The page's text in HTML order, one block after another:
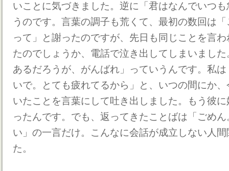
いことに気づきました。逆に「君はなんでいつ
うのです。言葉の調子も荒くて、最初の数回は
って」と謝ったのですが、先日も同じことを言
たのでしょうか、電話で泣き出してしまいまし
あるだろうが、がんばれ」っていうんです。私
いで。とても疲れてるから」と、いつの間にか
いたことを言葉にして吐き出しました。もう彼
ったんです。でも、返ってきたことばは「ごめ
い」の一言だけ。こんなに会話が成立しない人
た。